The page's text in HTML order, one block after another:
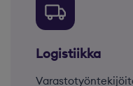
Logistiikka